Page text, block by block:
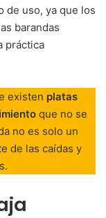
de uso, ya que los
barandas
práctica
existen platas
que no se
no es solo un
de las caídas y